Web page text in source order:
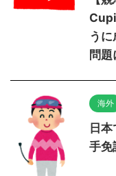
う
問題
海外
日
手免